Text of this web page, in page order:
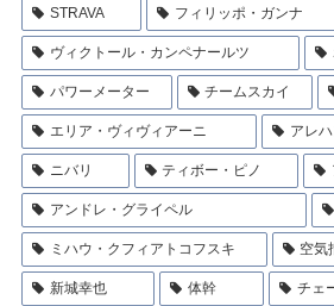
STRAVA フィリッポ・ガンナ
ヴィクトール・カンペナールツ
パワーメーター チームスカイ
エリア・ヴィヴィアーニ アレ
ニバリ ティボー・ピノ
アンドレ・グライペル
ミハウ・クフィアトコフスキ 空気
新城幸也 体幹 チェ